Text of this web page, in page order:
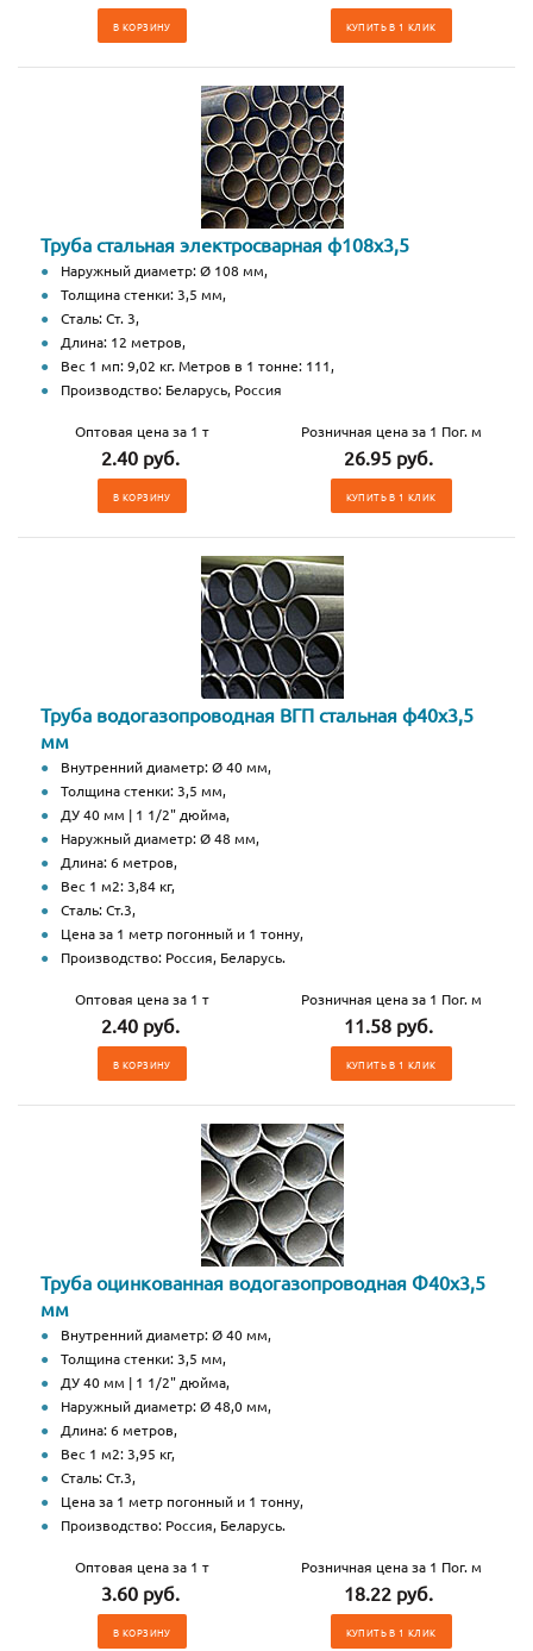
В КОРЗИНУ КУПИТЬ В 1 КЛИК
Труба стальная электросварная ф108х3,5
Наружный диаметр: Ø 108 мм,
Толщина стенки: 3,5 мм,
Сталь: Ст. 3,
Длина: 12 метров,
Вес 1 мп: 9,02 кг. Метров в 1 тонне: 111,
Производство: Беларусь, Россия
Оптовая цена за 1 т
2.40 руб.
В КОРЗИНУ
Розничная цена за 1 Пог. м
26.95 руб.
КУПИТЬ В 1 КЛИК
Труба водогазопроводная ВГП стальная ф40х3,5
мм
Внутренний диаметр: Ø 40 мм,
Толщина стенки: 3,5 мм,
ДУ 40 мм | 1 1/2" дюйма,
Наружный диаметр: Ø 48 мм,
Длина: 6 метров,
Вес 1 м2: 3,84 кг,
Сталь: Ст.3,
Цена за 1 метр погонный и 1 тонну,
Производство: Россия, Беларусь.
Оптовая цена за 1 т
2.40 руб.
В КОРЗИНУ
Розничная цена за 1 Пог. м
11.58 руб.
КУПИТЬ В 1 КЛИК
Труба оцинкованная водогазопроводная Ф40х3,5
мм
Внутренний диаметр: Ø 40 мм,
Толщина стенки: 3,5 мм,
ДУ 40 мм | 1 1/2" дюйма,
Наружный диаметр: Ø 48,0 мм,
Длина: 6 метров,
Вес 1 м2: 3,95 кг,
Сталь: Ст.3,
Цена за 1 метр погонный и 1 тонну,
Производство: Россия, Беларусь.
Оптовая цена за 1 т
3.60 руб.
В КОРЗИНУ
Розничная цена за 1 Пог. м
18.22 руб.
КУПИТЬ В 1 КЛИК